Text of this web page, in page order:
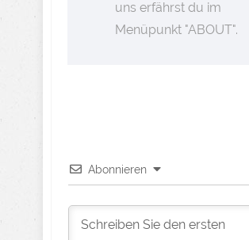
uns erfährst du im
Menüpunkt "ABOUT".
Abonnieren